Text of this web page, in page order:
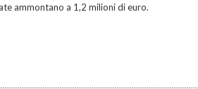
ammontano a 1,2 milioni di euro.